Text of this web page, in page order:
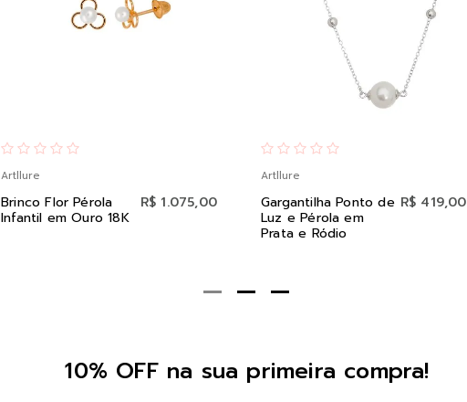
Artllure
Brinco Flor Pérola
Infantil em Ouro 18K
R$ 1.075,00
Artllure
Gargantilha Ponto de
Luz e Pérola em
Prata e Ródio
R$ 419,00
10% OFF na sua primeira compra!